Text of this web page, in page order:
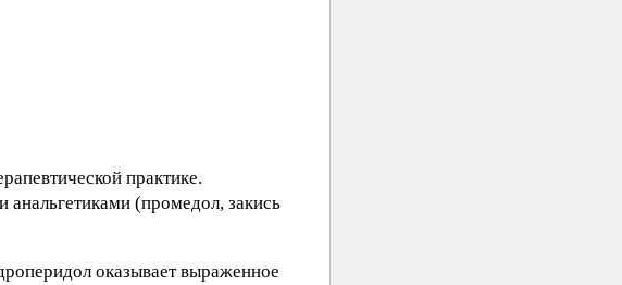
практике.
(промедол, закись
оказывает выраженное